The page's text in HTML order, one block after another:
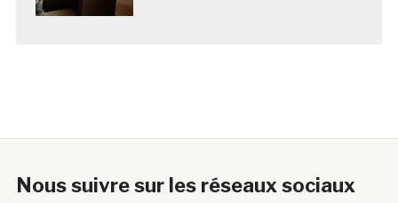
Nous suivre sur les réseaux sociaux